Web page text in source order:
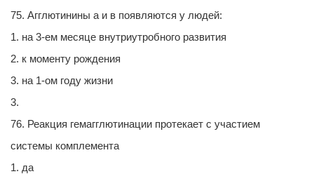
75. Агглютинины а и в появляются у людей:
1. на 3-ем месяце внутриутробного развития
2. к моменту рождения
3. на 1-ом году жизни
3.
76. Реакция гемагглютинации протекает с участием
системы комплемента
1. да